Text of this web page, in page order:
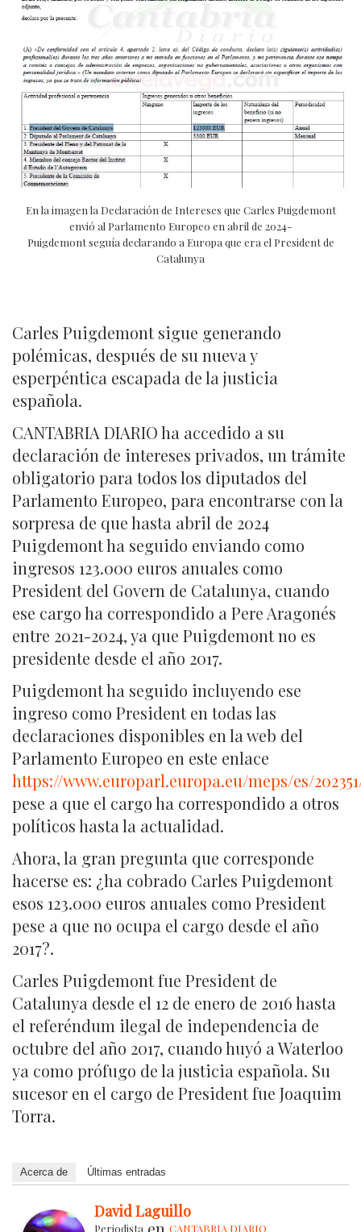
En la imagen la Declaración de Intereses que Carles Puigdemont
envió al Parlamento Europeo en abril de 2024-
Puigdemont seguía declarando a Europa que era el President de
Catalunya
Carles Puigdemont sigue generando
polémicas, después de su nueva y
esperpéntica escapada de la justicia
española.
CANTABRIA DIARIO ha accedido a su
declaración de intereses privados, un trámite
obligatorio para todos los diputados del
Parlamento Europeo, para encontrarse con la
sorpresa de que hasta abril de 2024
Puigdemont ha seguido enviando como
ingresos 123.000 euros anuales como
President del Govern de Catalunya, cuando
ese cargo ha correspondido a Pere Aragonés
entre 2021-2024, ya que Puigdemont no es
presidente desde el año 2017.
Puigdemont ha seguido incluyendo ese
ingreso como President en todas las
declaraciones disponibles en la web del
Parlamento Europeo en este enlace
https://www.europarl.europa.eu/meps/es/
pese a que el cargo ha correspondido a otros
políticos hasta la actualidad.
Ahora, la gran pregunta que corresponde
hacerse es: ¿ha cobrado Carles Puigdemont
esos 123.000 euros anuales como President
pese a que no ocupa el cargo desde el año
2017?.
Carles Puigdemont fue President de
Catalunya desde el 12 de enero de 2016 hasta
el referéndum ilegal de independencia de
octubre del año 2017, cuando huyó a Waterloo
ya como prófugo de la justicia española. Su
sucesor en el cargo de President fue Joaquim
Torra.
Acerca de Últimas entradas
David Laguillo
Periodista CANTABRIA DIARIO